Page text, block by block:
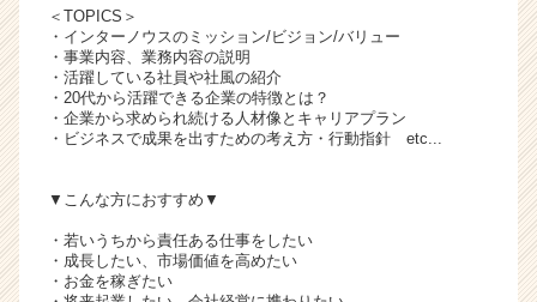
ア
（C
h
e
e
C
r
e
e
＜TOPICS＞
・インターノウスのミッション/ビジョン/バリュー
・事業内容、業務内容の説明
・活躍している社員や社風の紹介
・20代から活躍できる企業の特徴とは？
・企業から求められ続ける人材像とキャリアプラン
・ビジネスで成果を出すための考え方・行動指針 etc...
▼こんな方におすすめ▼
・若いうちから責任ある仕事をしたい
・成長したい、市場価値を高めたい
・お金を稼ぎたい